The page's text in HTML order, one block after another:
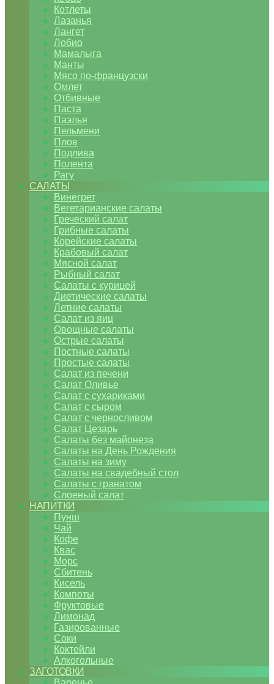
Котлеты
Лазанья
Лангет
Лобио
Мамалыга
Манты
Мясо по-французски
Омлет
Отбивные
Паста
Паэлья
Пельмени
Плов
Подлива
Полента
Рагу
САЛАТЫ
Винегрет
Вегетарианские салаты
Греческий салат
Грибные салаты
Корейские салаты
Крабовый салат
Мясной салат
Рыбный салат
Салаты с курицей
Диетические салаты
Летние салаты
Салат из яиц
Овощные салаты
Острые салаты
Постные салаты
Простые салаты
Салат из печени
Салат Оливье
Салат с сухариками
Салат с сыром
Салат с черносливом
Салат Цезарь
Салаты без майонеза
Салаты на День Рождения
Салаты на зиму
Салаты на свадебный стол
Салаты с гранатом
Слоеный салат
НАПИТКИ
Пунш
Чай
Кофе
Квас
Морс
Сбитень
Кисель
Компоты
Фруктовые
Лимонад
Газированные
Соки
Коктейли
Алкогольные
ЗАГОТОВКИ